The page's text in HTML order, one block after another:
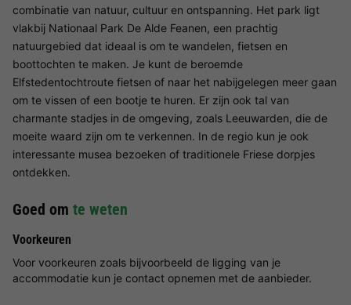
combinatie van natuur, cultuur en ontspanning. Het park ligt
vlakbij Nationaal Park De Alde Feanen, een prachtig
natuurgebied dat ideaal is om te wandelen, fietsen en
boottochten te maken. Je kunt de beroemde
Elfstedentochtroute fietsen of naar het nabijgelegen meer gaan
om te vissen of een bootje te huren. Er zijn ook tal van
charmante stadjes in de omgeving, zoals Leeuwarden, die de
moeite waard zijn om te verkennen. In de regio kun je ook
interessante musea bezoeken of traditionele Friese dorpjes
ontdekken.
Goed om te weten
Voorkeuren
Voor voorkeuren zoals bijvoorbeeld de ligging van je
accommodatie kun je contact opnemen met de aanbieder.